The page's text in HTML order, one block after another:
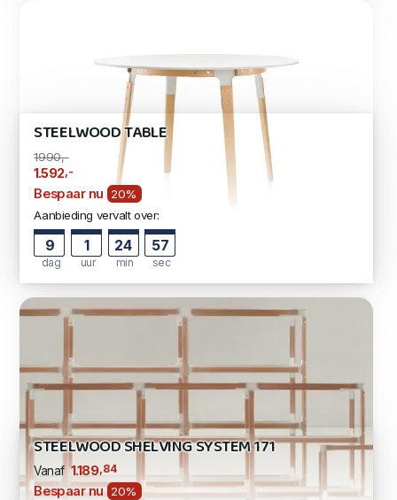
STEELWOOD TABLE
1990,-
1.592,-
Bespaar nu
20%
Aanbieding vervalt over:
9
dag
1
uur
24
min
57
sec
STEELWOOD SHELVING SYSTEM 171
Vanaf 1.189,84
Bespaar nu 20%